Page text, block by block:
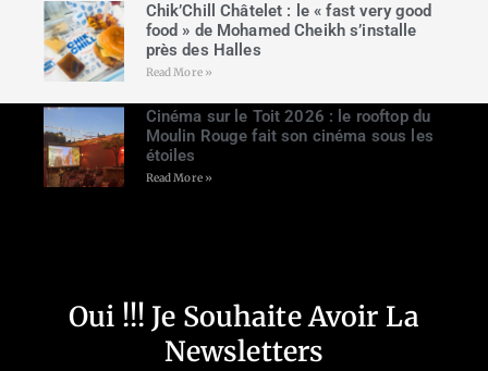
Chik’Chill Châtelet : le « fast very good
food » de Mohamed Cheikh s’installe
près des Halles
Read More »
Cinéma sur le Toit 2026 : le rooftop du
Moulin Rouge fait son cinéma sous les
étoiles
Read More »
Oui !!! Je Souhaite Avoir La
Newsletters